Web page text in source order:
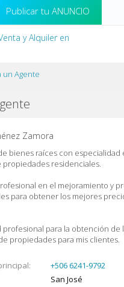
Publicar tu ANUNCIO
un Agente
Zamora
bienes raíces con especialidad
propiedades residenciales.
en el mejoramiento y
para obtener los mejores
profesional para la obtención de
propiedades para mis clientes.
+506 6241-9792
San José